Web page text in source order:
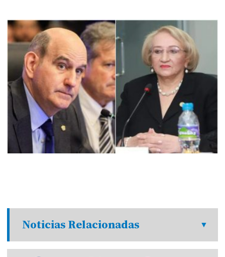
Noticias Relacionadas